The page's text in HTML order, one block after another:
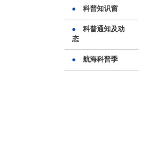
科普知识窗
科普通知及动
态
航海科普季